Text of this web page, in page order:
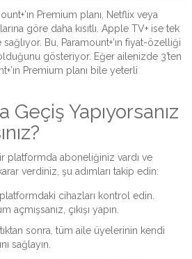
Premium planı, Netflix veya
göre daha kısıtlı. Apple TV+ ise tek
Bu, Paramount+’ın fiyat-özelliği
gösteriyor. Eğer ailenizde 3’ten
Premium planı bile yeterli
Geçiş Yapıyorsanız
platformda aboneliğiniz vardı ve
verdiniz, şu adımları takip edin:
platformdaki cihazları kontrol edin.
çıkışı yapın.
sonra, tüm aile üyelerinin kendi
sağlayın.